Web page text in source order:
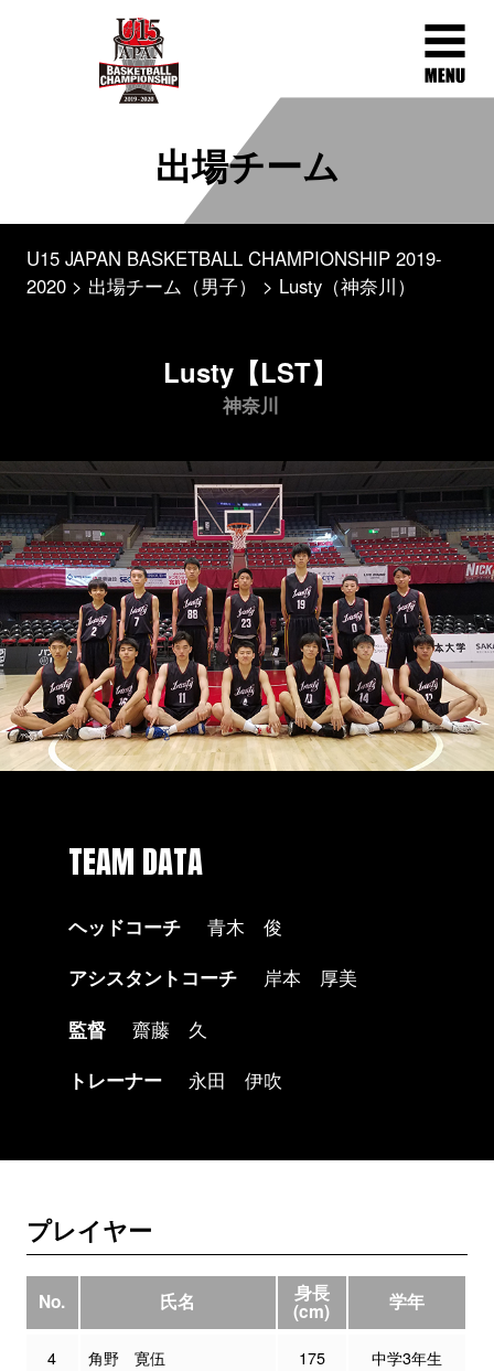
出場チーム
U15 JAPAN BASKETBALL CHAMPIONSHIP 2019-
2020
出場チーム（男子） Lusty（神奈川）
Lusty【LST】
神奈川
TEAM DATA
ヘッドコーチ
青木 俊
アシスタントコーチ
岸本 厚美
監督
齋藤 久
トレーナー
永田 伊吹
プレイヤー
No. 氏名 身長
(cm) 学年
4 角野 寛伍 175 中学3年生